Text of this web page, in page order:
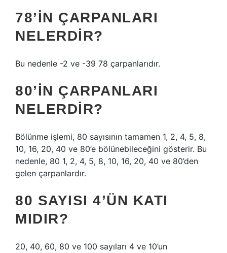
78’IN ÇARPANLARI
NELERDIR?
Bu nedenle -2 ve -39 78 çarpanlarıdır.
80’IN ÇARPANLARI
NELERDIR?
Bölünme işlemi, 80 sayısının tamamen 1, 2, 4, 5, 8,
10, 16, 20, 40 ve 80’e bölünebileceğini gösterir. Bu
nedenle, 80 1, 2, 4, 5, 8, 10, 16, 20, 40 ve 80’den
gelen çarpanlardır.
80 SAYISI 4’ÜN KATI
MIDIR?
20, 40, 60, 80 ve 100 sayıları 4 ve 10’un